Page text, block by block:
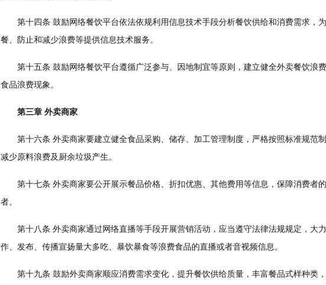
第十四条 鼓励网络餐饮平台依法依规利用信息技术手段分析餐饮供给和消费需求，
餐、防止和减少浪费等提供信息技术服务。
第十五条 鼓励网络餐饮平台遵循广泛参与、因地制宜等原则，建立健全外卖餐饮浪
食品浪费现象。
第三章 外卖商家
第十六条 外卖商家要建立健全食品采购、储存、加工管理制度，严格按照标准规范制
减少原料浪费及厨余垃圾产生。
第十七条 外卖商家要公开展示餐品价格、折扣优惠、其他费用等信息，保障消费者
者。
第十八条 外卖商家通过网络直播等手段开展营销活动，应当遵守法律法规规定，大
作、发布、传播宣扬量大多吃、暴饮暴食等浪费食品的直播或者音视频信息。
第十九条 鼓励外卖商家顺应消费需求变化，提升餐饮供给质量，丰富餐品式样种类